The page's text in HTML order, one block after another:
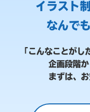
イラスト
なんで
「こんなことがし
企画段階か
まずは、